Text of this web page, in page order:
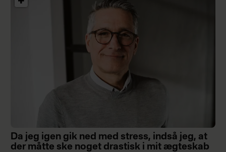
Da jeg igen gik ned med stress, indså jeg, at
der måtte ske noget drastisk i mit ægteskab